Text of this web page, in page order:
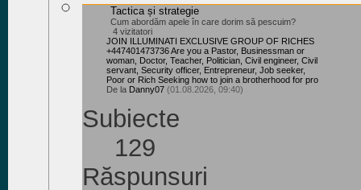
Tactica și strategie
Cum abordăm apele în care dorim să pescuim?
4 vizitatori
JOIN ILLUMINATI EXCLUSIVE GROUP OF RICHES
+447401473736 Are you a Pastor, Businessman or
woman, Doctor, Teacher, Politician, Civil engineer, Civil
servant, Security officer, Entrepreneur, Job seeker,
Poor or Rich Seeking how to join a brotherhood for pro
De la Danny07 (01.08.2026, 09:40)
Subiecte
129
Răspunsuri